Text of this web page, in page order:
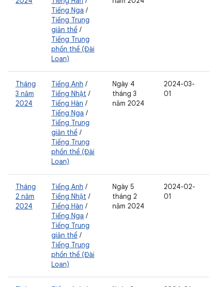
Tiếng Nga /
Tiếng Trung
giản thể /
Tiếng Trung
phồn thể (Đài
Loan)
Tháng
3 năm
2024
Tiếng Anh /
Tiếng Nhật /
Tiếng Hàn /
Tiếng Nga /
Tiếng Trung
giản thể /
Tiếng Trung
phồn thể (Đài
Loan)
Ngày 4
tháng 3
năm 2024
2024-03-
01
Tháng
2 năm
2024
Tiếng Anh /
Tiếng Nhật /
Tiếng Hàn /
Tiếng Nga /
Tiếng Trung
giản thể /
Tiếng Trung
phồn thể (Đài
Loan)
Ngày 5
tháng 2
năm 2024
2024-02-
01